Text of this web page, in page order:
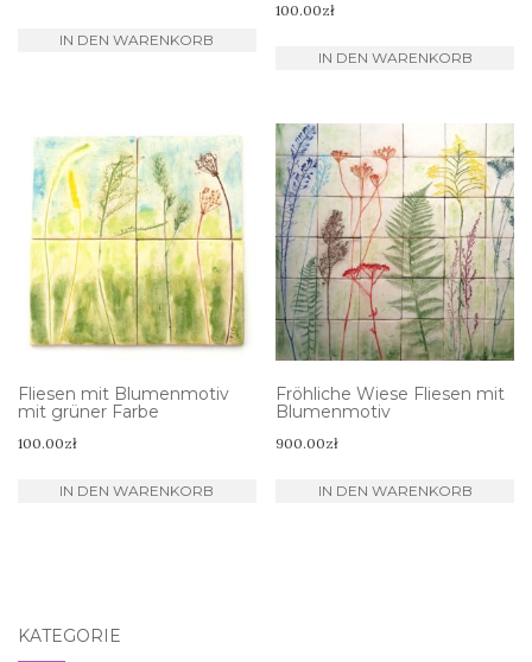
IN DEN WARENKORB
100.00zł
IN DEN WARENKORB
Fliesen mit Blumenmotiv
mit grüner Farbe
100.00zł
IN DEN WARENKORB
Fröhliche Wiese Fliesen mit
Blumenmotiv
900.00zł
IN DEN WARENKORB
KATEGORIE